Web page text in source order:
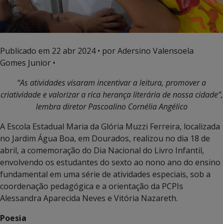
Publicado em 22 abr 2024• por Adersino Valensoela
Gomes Junior •
“As atividades visaram incentivar a leitura, promover a
criatividade e valorizar a rica herança literária de nossa cidade”,
lembra diretor Pascoalino Cornélia Angélico
A Escola Estadual Maria da Glória Muzzi Ferreira, localizada
no Jardim Água Boa, em Dourados, realizou no dia 18 de
abril, a comemoração do Dia Nacional do Livro Infantil,
envolvendo os estudantes do sexto ao nono ano do ensino
fundamental em uma série de atividades especiais, sob a
coordenação pedagógica e a orientação da PCPIs
Alessandra Aparecida Neves e Vitória Nazareth.
Poesia